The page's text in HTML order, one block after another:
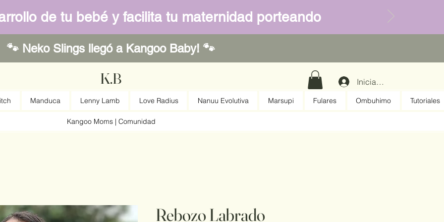
de tu bebé y facilita tu maternidad porteando
🐾 Neko Slings llegó a Kangoo Baby! 🐾
K.B Iniciar sesión
Manduca Lenny Lamb Love Radius Nanuu Evolutiva Marsupi Fulares Ombuhimo Tutoriales
Kangoo Moms | Comunidad
Rebozo Labrado